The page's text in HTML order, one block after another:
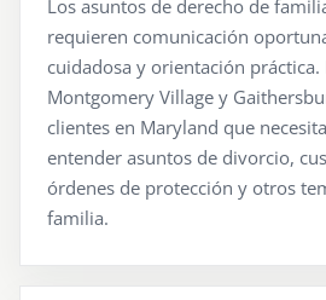
Los asuntos de derecho de
requieren comunicación
cuidadosa y orientación práctica.
Montgomery Village y
clientes en Maryland que
entender asuntos de divorcio,
órdenes de protección y otros
familia.